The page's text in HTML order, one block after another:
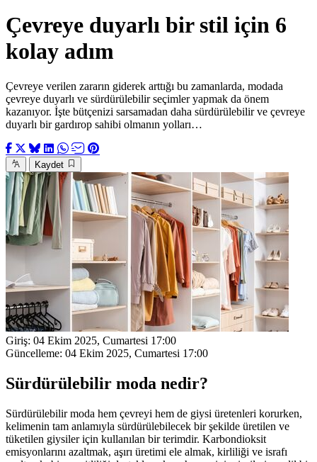
Çevreye duyarlı bir stil için 6
kolay adım
Çevreye verilen zararın giderek arttığı bu zamanlarda, modada
çevreye duyarlı ve sürdürülebilir seçimler yapmak da önem
kazanıyor. İşte bütçenizi sarsamadan daha sürdürülebilir ve çevreye
duyarlı bir gardırop sahibi olmanın yolları…
Kaydet
Giriş: 04 Ekim 2025, Cumartesi 17:00
Güncelleme: 04 Ekim 2025, Cumartesi 17:00
Sürdürülebilir moda nedir?
Sürdürülebilir moda hem çevreyi hem de giysi üretenleri korurken,
kelimenin tam anlamıyla sürdürülebilecek bir şekilde üretilen ve
tüketilen giysiler için kullanılan bir terimdir. Karbondioksit
emisyonlarını azaltmak, aşırı üretimi ele almak, kirliliği ve israfı